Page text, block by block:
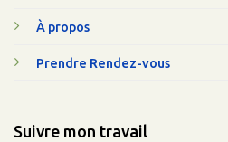
À propos
Prendre Rendez-vous
Suivre mon travail